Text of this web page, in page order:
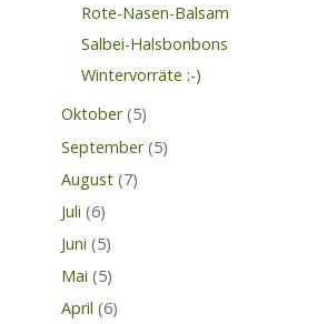
Rote-Nasen-Balsam
Salbei-Halsbonbons
Wintervorräte :-)
Oktober (5)
September (5)
August (7)
Juli (6)
Juni (5)
Mai (5)
April (6)